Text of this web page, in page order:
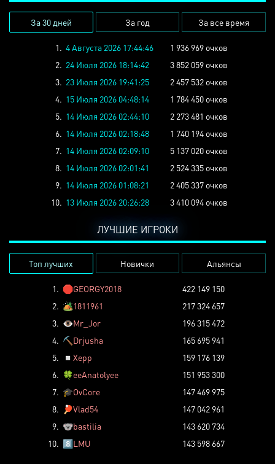
За 30 дней За год За все время
1. 4 Августа 2026 17:44:46
1 936 969 очков
2. 24 Июля 2026 18:14:42
3 852 059 очков
3. 23 Июля 2026 19:41:25
2 457 532 очков
4. 15 Июля 2026 04:48:14
1 784 450 очков
5. 14 Июля 2026 02:44:10
2 273 481 очков
6. 14 Июля 2026 02:18:48
1 740 194 очков
7. 14 Июля 2026 02:09:10
5 137 020 очков
8. 14 Июля 2026 02:01:41
2 524 335 очков
9. 14 Июля 2026 01:08:21
2 405 337 очков
10. 13 Июля 2026 20:26:28 3 410 094 очков
ЛУЧШИЕ ИГРОКИ
Топ лучших Новички Альянсы
1. 🛑GEORGY2018
422 149 150
2. 🏕️1811961
217 324 657
3. 👁️Mr_Jor
196 315 472
4. ⛏️ Drjusha
165 695 941
5.
◽ Xepp
159 176 139
6. 🍀eeAnatolyee
151 953 300
7. 🎓OvCore
147 469 975
8.
🏓Vlad54
147 042 961
9. 🐨bastilia
143 620 734
10. 8️⃣LMU 143 598 667